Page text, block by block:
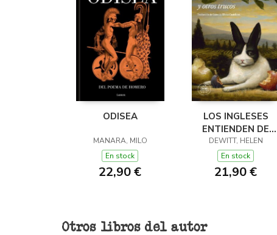
ODISEA
MANARA, MILO
En stock
22,90 €
LOS INGLESES
ENTIENDEN DE
LANA (Y OTROS
TRUCOS)
DEWITT, HELEN
En stock
21,90 €
Otros libros del autor